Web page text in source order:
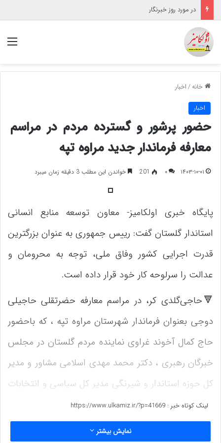
در مورد روز خبرنگار
خانه/اخبار
اخبار
حضور پرشور و گسترده مردم در مراسم
معارفه فرماندار جدید مراوه تپه
۱۴۰۳-۱۰-۰۱ ۰ 201 خواندن این مطلب 3 دقیقه زمان میبرد
پایگاه خبری اولکامیز- معاون توسعه منابع انسانی
استاندار گلستان گفت: رییس جمهوری به عنوان بزرگترین
قدرت اجرایی کشور وفاق ملی، توجه به محرومان و
عدالت را سرلوحه کار خود قرار داده است.
🔻حاجی‌گلدی کر، در مراسم معارفه حضرتقلی حاجیلی
دوجی بعنوان فرماندار شهرستان مراوه تپه ، که باحضور
حاج کمال آخوند غراوی نماینده مردم گلستان در مجلس
خبرگان رهبری ، دکتر محمد مهدی اسلامی مشاور و مدیر
کل حوزه استاندار و شیرنگی مدیر کل سیاسی و انتخابات
استانداری برگزار گردیده بود ایجاد صنایع تبدیلی، توجه
به گردشگری ، صنعت و جذب سرمایه گذاری را لازمه
لینک کوتاه خبر : https://www.ulkamiz.ir/?p=41669
نمایش بیشتر